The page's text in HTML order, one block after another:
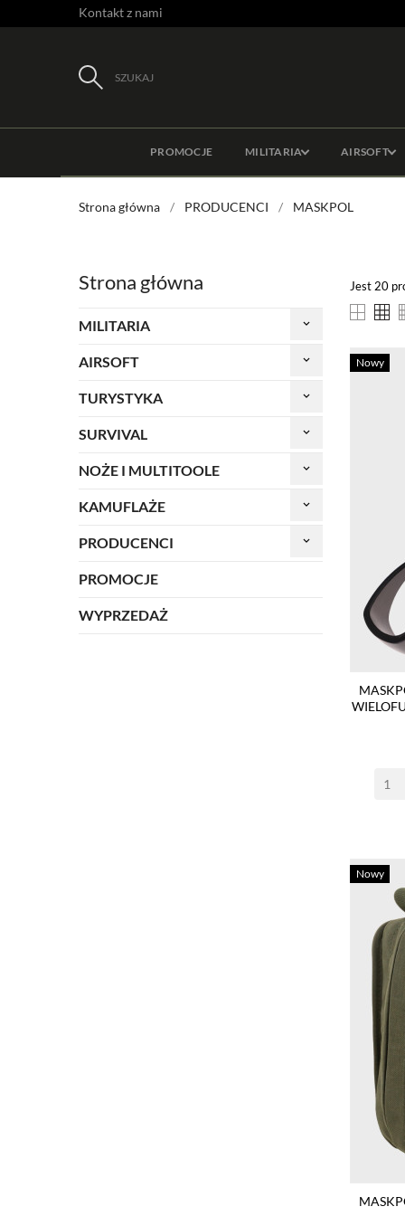
Kontakt z nami
SZUKAJ
PROMOCJE MILITARIA AIRSOFT
Strona główna PRODUCENCI MASKPOL
Strona główna
MILITARIA keyboard_arrow_down
AIRSOFT keyboard_arrow_down
TURYSTYKA keyboard_arrow_down
SURVIVAL keyboard_arrow_down
NOŻE I MULTITOOLE keyboard_arrow_down
KAMUFLAŻE keyboard_arrow_down
PRODUCENCI keyboard_arrow_down
PROMOCJE
WYPRZEDAŻ
Jest 20
Nowy
Nowy